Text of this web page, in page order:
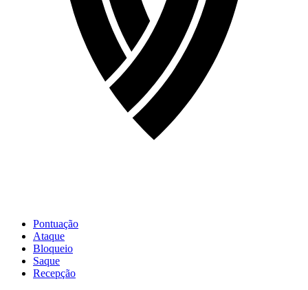
Pontuação
Ataque
Bloqueio
Saque
Recepção